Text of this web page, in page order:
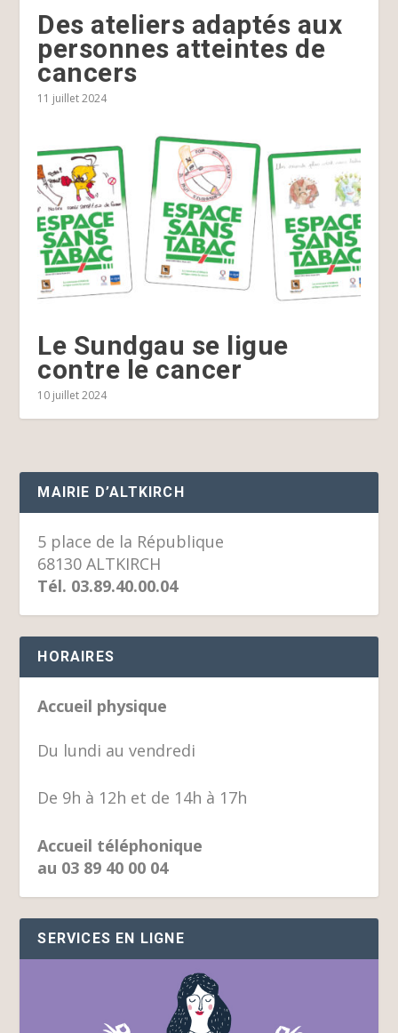
Des ateliers adaptés aux
personnes atteintes de
cancers
11 juillet 2024
Le Sundgau se ligue
contre le cancer
10 juillet 2024
MAIRIE D’ALTKIRCH
5 place de la République
68130 ALTKIRCH
Tél. 03.89.40.00.04
HORAIRES
Accueil physique
Du lundi au vendredi
De 9h à 12h et de 14h à 17h
Accueil téléphonique
au 03 89 40 00 04
SERVICES EN LIGNE